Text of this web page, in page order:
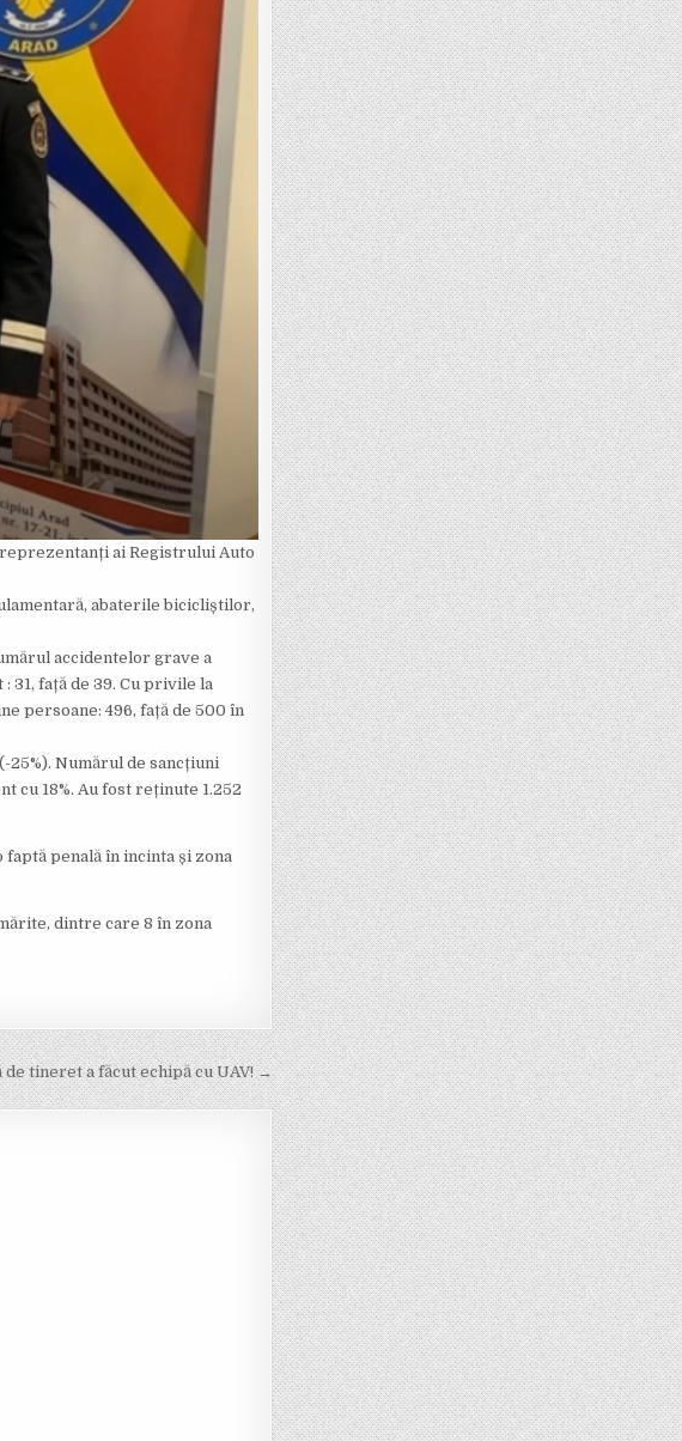
ai Registrului Auto
abaterile bicicliștilor,
accidentelor grave a
31, față de 39. Cu privile la
persoane: 496, față de 500 în
Numărul de sancțiuni
cu 18%. Au fost reținute 1.252
penală în incinta și zona
dintre care 8 în zona
de tineret a făcut echipă cu UAV! →